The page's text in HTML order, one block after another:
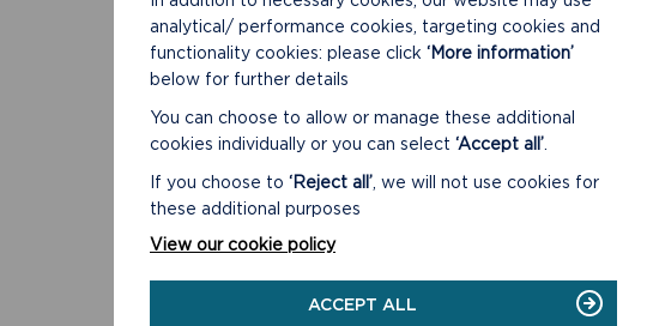
Bydd y Cyfarfod yn cychwyn am 11am
ar 08/02/23
LLIF
analytical/ performance cookies, targeting cookies and
functionality cookies: please click ‘More information’
below for further details
You can choose to allow or manage these additional
cookies individually or you can select ‘Accept all’
If you choose to ‘Reject all’ , we will not use cookies for
these additional purposes
View our cookie policy
ACCEPT ALL